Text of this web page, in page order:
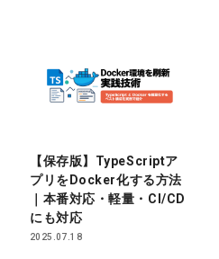
【保存版】TypeScriptア
プリをDocker化する方法
｜本番対応・軽量・CI/CD
にも対応
2025.07.18